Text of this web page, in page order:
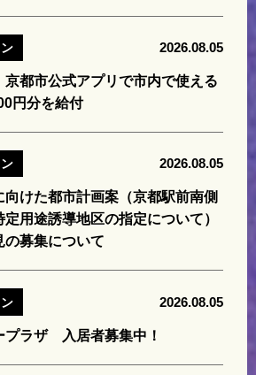
2026.08.05
京都市公式アプリで市内で使える
円分を給付
2026.08.05
けた都市計画案（京都駅前南側
用途誘導地区の指定について）
の募集について
2026.08.05
プラザ 入居者募集中！